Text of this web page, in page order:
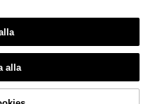
1
sommartofflor med öppen tå, bo
alla